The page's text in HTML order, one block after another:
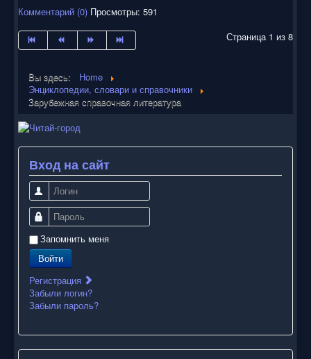
Комментарий (0) Просмотры: 591
Страница 1 из 8
Вы здесь:
Home
Энциклопедии, словари и справочники
Зарубежная справочная литература
Вход на сайт
Логин
Пароль
Запомнить меня
Войти
Регистрация
Забыли логин?
Забыли пароль?